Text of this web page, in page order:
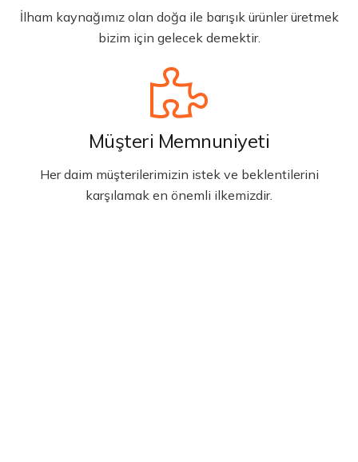
İlham kaynağımız olan doğa ile barışık ürünler üretmek
bizim için gelecek demektir.
Müşteri Memnuniyeti
Her daim müşterilerimizin istek ve beklentilerini
karşılamak en önemli ilkemizdir.